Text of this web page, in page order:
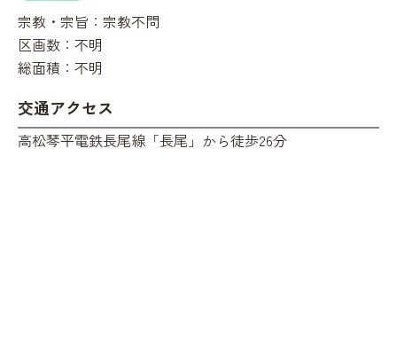
宗教・宗旨： 宗教不問
区画数： 不明
総面積： 不明
交通アクセス
高松琴平電鉄長尾線「長尾」から徒歩26分